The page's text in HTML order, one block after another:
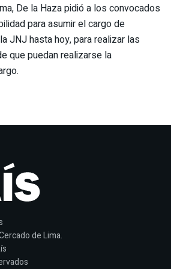
De la Haza pidió a los convocados
para asumir el cargo de
JNJ hasta hoy, para realizar las
que puedan realizarse la
de Lima.